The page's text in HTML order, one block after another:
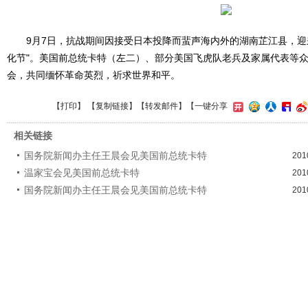
9月7日，抗战期间因接受日本投降而蜚声海内外的湖南芷江县，迎
化节"。美国前总统卡特（左二）、部分美国飞虎队老兵及家属代表等
会，共同缅怀革命英烈，祈求世界和平。
【打印 】 【复制链接】【转发邮件】 【一键分享
相关链接
国务院新闻办主任王晨会见美国前总统卡特
温家宝会见美国前总统卡特
国务院新闻办主任王晨会见美国前总统卡特